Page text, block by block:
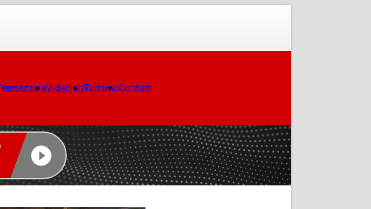
VideolabTurismoContatti